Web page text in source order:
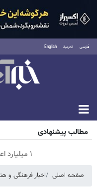
فارسی العربية English
جمعه ۱۶ مرداد ۱۴۰۵
مطالب پیشنهادی
۱ میلیارد اعتبار خرید طلا | بدون ضامن و چک
صفحه اصلی اخبار فرهنگی و